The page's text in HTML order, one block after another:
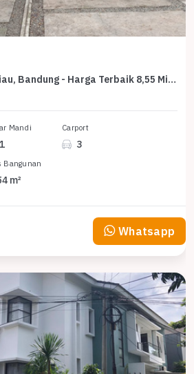
Rumah Area Luxury Riau, Bandung - Harga Terbaik 8,55 Miliar
Mandi
1
Carport
3
Bangunan
m²
Whatsapp